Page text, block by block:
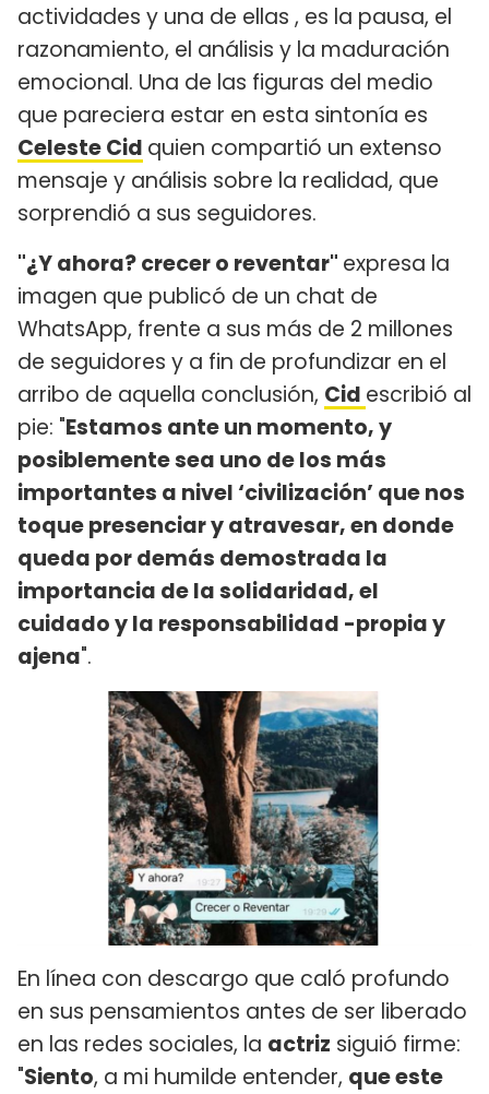
actividades y una de ellas , es la pausa, el
razonamiento, el análisis y la maduración
emocional. Una de las figuras del medio
que pareciera estar en esta sintonía es
Celeste Cid quien compartió un extenso
mensaje y análisis sobre la realidad, que
sorprendió a sus seguidores.
"¿Y ahora? crecer o reventar" expresa la
imagen que publicó de un chat de
WhatsApp, frente a sus más de 2 millones
de seguidores y a fin de profundizar en el
arribo de aquella conclusión, Cid escribió al
pie: "Estamos ante un momento, y
posiblemente sea uno de los más
importantes a nivel ‘civilización’ que nos
toque presenciar y atravesar, en donde
queda por demás demostrada la
importancia de la solidaridad, el
cuidado y la responsabilidad -propia y
ajena".
En línea con descargo que caló profundo
en sus pensamientos antes de ser liberado
en las redes sociales, la actriz siguió firme:
"Siento, a mi humilde entender, que este